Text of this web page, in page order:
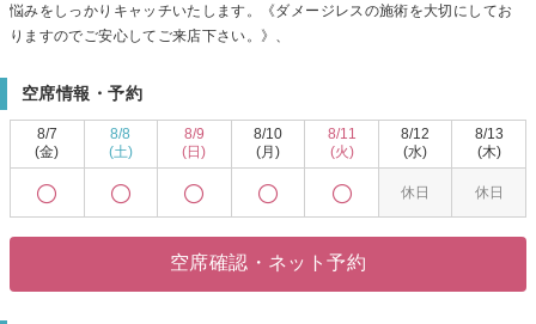
悩みをしっかりキャッチいたします。《ダメージレスの施術を大切にしてお
りますのでご安心してご来店下さい。》、
空席情報・予約
8/7
(金)
8/8
(土)
8/9
(日)
8/10
(月)
8/11
(火)
8/12
(水)
休日
8/13
(木)
休日
空席確認・ネット予約